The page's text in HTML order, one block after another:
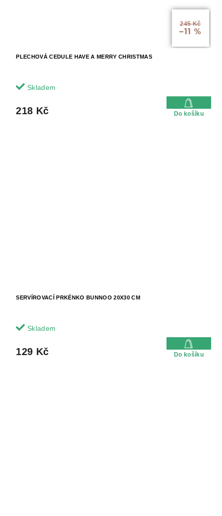
245 Kč
–11 %
PLECHOVÁ CEDULE HAVE A MERRY CHRISTMAS
Skladem
218 Kč Do košíku
SERVÍROVACÍ PRKÉNKO BUNNOO 20X30 CM
Skladem
129 Kč Do košíku